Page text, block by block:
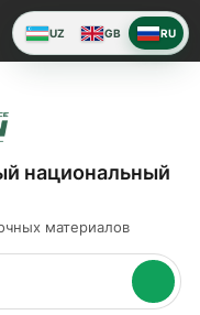
национальный
материалов
UZ GB RU